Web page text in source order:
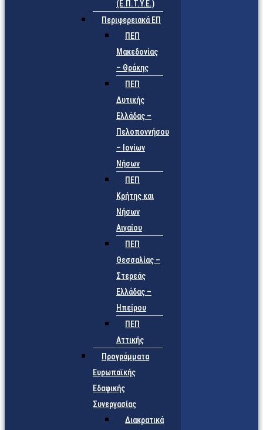
(Ε.Π.Τ.Υ.Ε.)
Περιφερειακά ΕΠ
ΠΕΠ
Μακεδονίας
– Θράκης
ΠΕΠ
Δυτικής
Ελλάδας –
Πελοποννήσου
– Ιονίων
Νήσων
ΠΕΠ
Κρήτης και
Νήσων
Αιγαίου
ΠΕΠ
Θεσσαλίας –
Στερεάς
Ελλάδας –
Ηπείρου
ΠΕΠ
Αττικής
Προγράμματα
Ευρωπαϊκής
Εδαφικής
Συνεργασίας
Διακρατικά